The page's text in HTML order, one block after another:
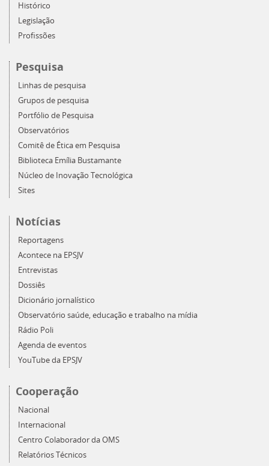
Histórico
Legislação
Profissões
Pesquisa
Linhas de pesquisa
Grupos de pesquisa
Portfólio de Pesquisa
Observatórios
Comitê de Ética em Pesquisa
Biblioteca Emília Bustamante
Núcleo de Inovação Tecnológica
Sites
Notícias
Reportagens
Acontece na EPSJV
Entrevistas
Dossiês
Dicionário jornalístico
Observatório saúde, educação e trabalho na mídia
Rádio Poli
Agenda de eventos
YouTube da EPSJV
Cooperação
Nacional
Internacional
Centro Colaborador da OMS
Relatórios Técnicos